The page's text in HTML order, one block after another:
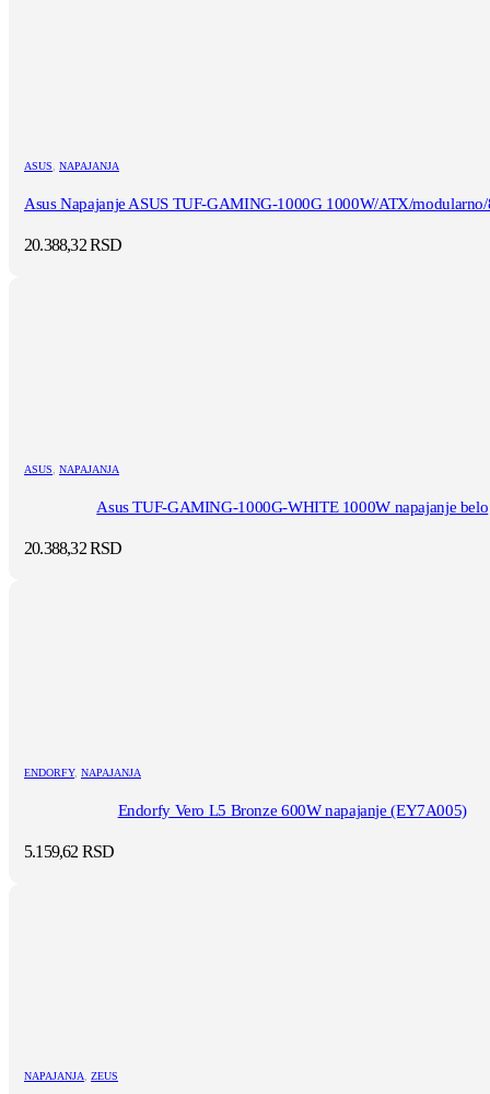
ASUS, NAPAJANJA
Asus Napajanje ASUS TUF-GAMING-1000G 1000W/ATX/
20.388,32RSD
ASUS, NAPAJANJA
Asus TUF-GAMING-1000G-WHITE 1000W napajanje belo
20.388,32RSD
ENDORFY, NAPAJANJA
Endorfy Vero L5 Bronze 600W napajanje (EY7A005)
5.159,62RSD
NAPAJANJA, ZEUS